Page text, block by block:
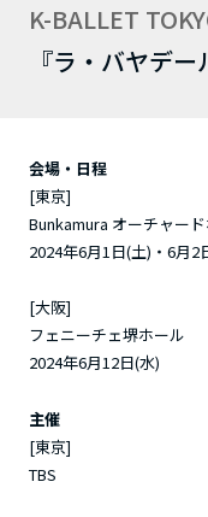
K-BALLET
『ラ・バヤデー
会場・日程
[東京]
Bunkamura オーチャー
2024年6月1日(土)・6月2
[大阪]
フェニーチェ堺ホール
2024年6月12日(水)
主催
[東京]
TBS